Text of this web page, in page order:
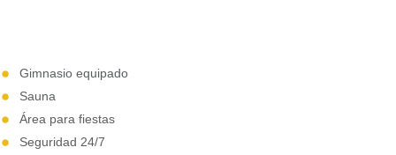
Gimnasio equipado
Sauna
Área para fiestas
Seguridad 24/7